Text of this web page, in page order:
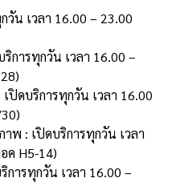
วัน เวลา 16.00 – 23.00
ริการทุกวัน เวลา 16.00 –
เปิดบริการทุกวัน เวลา 16.00
าพ : เปิดบริการทุกวัน เวลา
ค H5-14)
การทุกวัน เวลา 16.00 –